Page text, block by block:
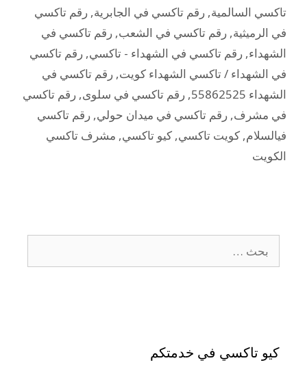
تاكسي السالمية, رقم تاكسي في الجابرية, رقم تاكسي
في الرميثية, رقم تاكسي في الشعب, رقم تاكسي في
الشهداء, رقم تاكسي في الشهداء - تاكسي, رقم تاكسي
في الشهداء / تاكسي الشهداء كويت, رقم تاكسي في
الشهداء 55862525
, رقم تاكسي في سلوى, رقم تاكسي
في مشرف, رقم تاكسي في ميدان حولي, رقم تاكسي
فيالسلام, كويت تاكسي, كيو تاكسي, مشرف تاكسي
الكويت
كيو تاكسي في خدمتكم